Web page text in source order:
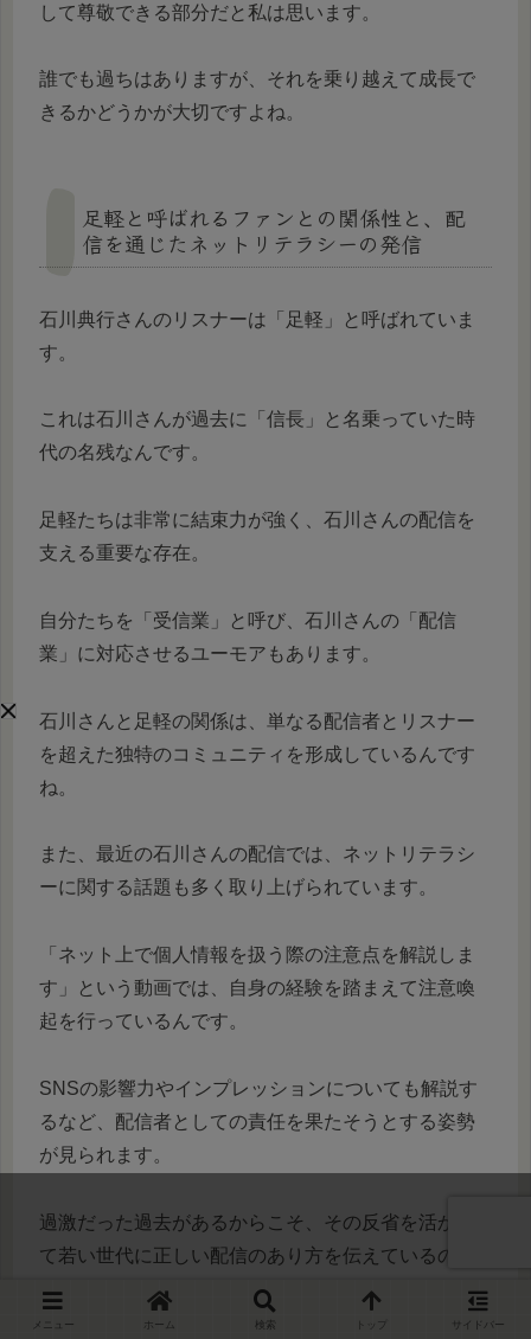
して尊敬できる部分だと私は思います。
誰でも過ちはありますが、それを乗り越えて成長で
きるかどうかが大切ですよね。
足軽と呼ばれるファンとの関係性と、配
信を通じたネットリテラシーの発信
石川典行さんのリスナーは「足軽」と呼ばれていま
す。
これは石川さんが過去に「信長」と名乗っていた時
代の名残なんです。
足軽たちは非常に結束力が強く、石川さんの配信を
支える重要な存在。
自分たちを「受信業」と呼び、石川さんの「配信
業」に対応させるユーモアもあります。
石川さんと足軽の関係は、単なる配信者とリスナー
を超えた独特のコミュニティを形成しているんです
ね。
また、最近の石川さんの配信では、ネットリテラシ
ーに関する話題も多く取り上げられています。
「ネット上で個人情報を扱う際の注意点を解説しま
す」という動画では、自身の経験を踏まえて注意喚
起を行っているんです。
SNSの影響力やインプレッションについても解説す
るなど、配信者としての責任を果たそうとする姿勢
が見られます。
過激だった過去があるからこそ、その反省を活かし
て若い世代に正しい配信のあり方を伝えているので
しょう。
メニュー ホーム 検索 トップ サイドバー